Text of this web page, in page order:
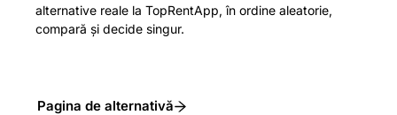
alternative reale la TopRentApp, în ordine aleatorie,
compară și decide singur.
Pagina de alternativă